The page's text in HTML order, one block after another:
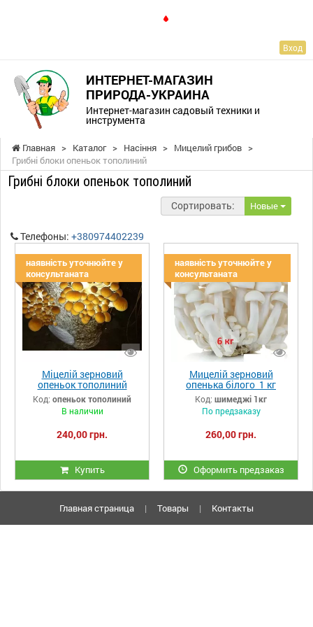
Вход
ИНТЕРНЕТ-МАГАЗИН
ПРИРОДА-УКРАИНА
Интернет-магазин садовый техники и
инструмента
Главная > Каталог > Насіння > Мицелий грибов >
Грибні блоки опеньок тополиний
Грибні блоки опеньок тополиний
Сортировать: Новые
Телефоны: +380974402239
наявність уточнюйте у
консультаната
Міцелій зерновий
опеньок тополиний
(агроцибе) 1 кг
Код: опеньок тополиний
В наличии
240,00 грн.
Купить
наявність уточнюйте у
консультаната
Мицелій зерновий
опенька білого 1 кг
(Шимеджі, HYPSIZYGUS
MARMOREUS, БУКОВЫЙ
ГРИБ)
Код: шимеджі 1кг
По предзаказу
260,00 грн.
Оформить предзаказ
Главная страница | Товары | Контакты